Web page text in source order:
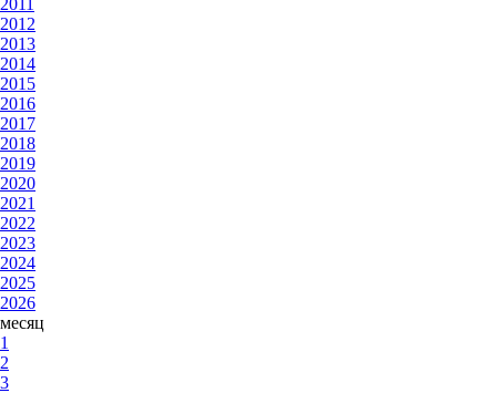
2011
2012
2013
2014
2015
2016
2017
2018
2019
2020
2021
2022
2023
2024
2025
2026
месяц
1
2
3